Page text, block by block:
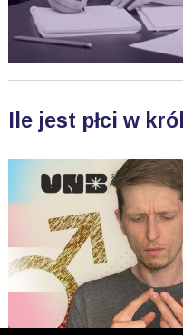
Ile jest płci w